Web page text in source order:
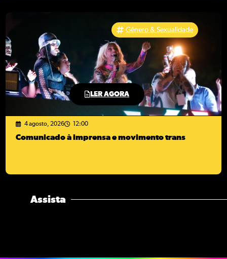
LER AGORA
Gênero & Sexualidade
4 agosto, 2026 12:00
Comunicado à imprensa e movimento trans
Assista